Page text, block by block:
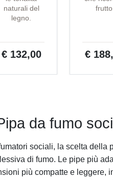
naturali del
legno.
€ 132,00
frutto.
€
da fumo
sociali, la scelta della
di fumo. Le pipe più
più compatte e leggere,